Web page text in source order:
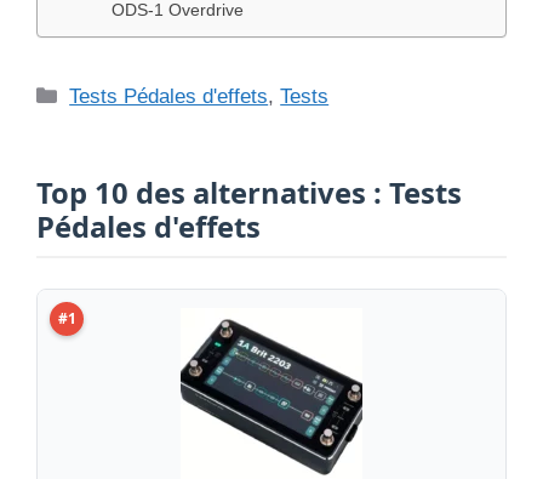
ODS-1 Overdrive
Catégories
Tests Pédales d'effets,Tests
Top 10 des alternatives : Tests
Pédales d'effets
#1